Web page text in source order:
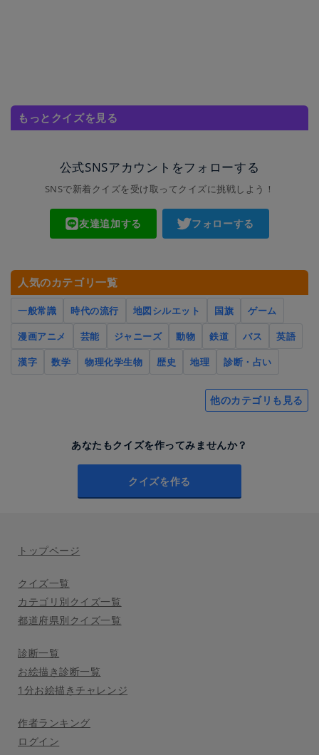
もっとクイズを見る
公式SNSアカウントをフォローする
SNSで新着クイズを受け取ってクイズに挑戦しよう！
友達追加する フォローする
人気のカテゴリ一覧
一般常識 時代の流行 地図シルエット 国旗
ゲーム
漫画アニメ
芸能 ジャニーズ 動物 鉄道 バス
英語
漢字
数学 物理化学生物 歴史 地理 診断・占い
他のカテゴリも見る
あなたもクイズを作ってみませんか？
クイズを作る
トップページ
クイズ一覧
カテゴリ別クイズ一覧
都道府県別クイズ一覧
診断一覧
お絵描き診断一覧
1分お絵描きチャレンジ
作者ランキング
ログイン